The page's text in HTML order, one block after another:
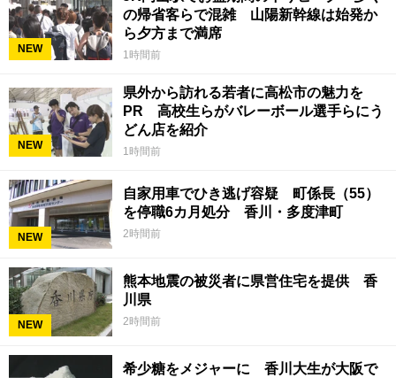
NEW
の帰省客らで混雑 山陽新幹線は始発か
ら夕方まで満席
1時間前
NEW
県外から訪れる若者に高松市の魅力を
PR 高校生らがバレーボール選手らにう
どん店を紹介
1時間前
NEW
自家用車でひき逃げ容疑 町係長（55）
を停職6カ月処分 香川・多度津町
2時間前
NEW
熊本地震の被災者に県営住宅を提供 香
川県
2時間前
希少糖をメジャーに 香川大生が大阪で